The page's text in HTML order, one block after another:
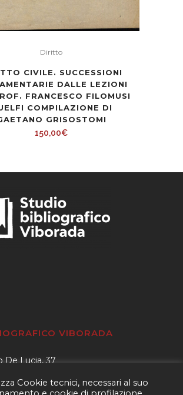
Diritto
CIVILE. SUCCESSIONI
DALLE LEZIONI
FRANCESCO FILOMUSI
COMPILAZIONE DI
GRISOSTOMI
150,00€
VIBORADA
De Lucia, 37
3404632889
Cookie tecnici, necessari al suo